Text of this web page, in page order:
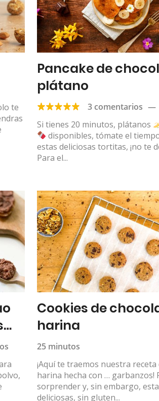
te
Pancake de
plátano
3 comentarios —
Si tienes 20 minutos, plátanos
disponibles, tómate el
estas deliciosas tortitas, ¡no te
Para el...
Cookies de
harina
25 minutos
¡Aquí te traemos nuestra
harina hecha con … garbanzos!
sorprender y, sin embargo,
deliciosas, sin gluten...